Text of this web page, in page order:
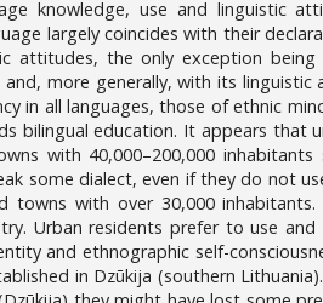
knowledge, use and linguistic
largely coincides with their
attitudes, the only exception
more generally, with its
in all languages, those of ethnic
bilingual education. It appears that
with 40,000–200,000
some dialect, even if they do not
towns with over 30,000
Urban residents prefer to use
and ethnographic self-
in Dzūkija (southern